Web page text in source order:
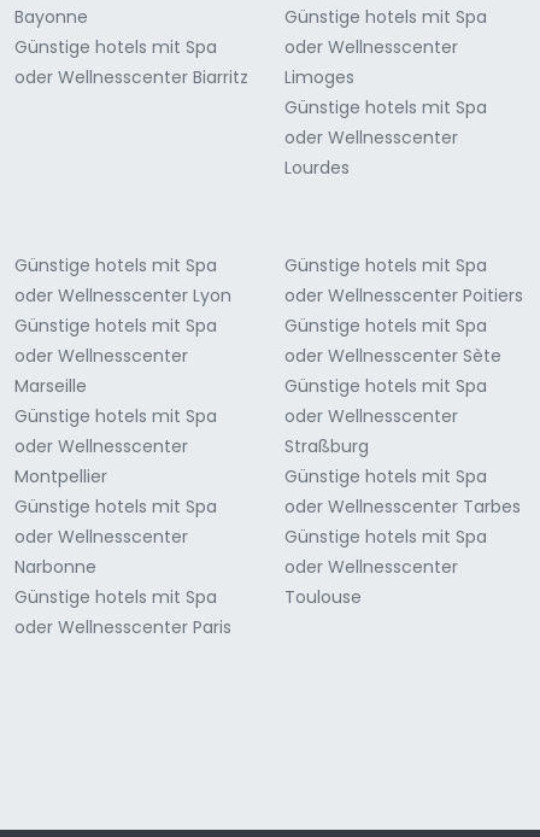
Bayonne
Günstige hotels mit Spa
oder Wellnesscenter Biarritz
Günstige hotels mit Spa
oder Wellnesscenter
Limoges
Günstige hotels mit Spa
oder Wellnesscenter
Lourdes
Günstige hotels mit Spa
oder Wellnesscenter Lyon
Günstige hotels mit Spa
oder Wellnesscenter
Marseille
Günstige hotels mit Spa
oder Wellnesscenter
Montpellier
Günstige hotels mit Spa
oder Wellnesscenter
Narbonne
Günstige hotels mit Spa
oder Wellnesscenter Paris
Günstige hotels mit Spa
oder Wellnesscenter Poitiers
Günstige hotels mit Spa
oder Wellnesscenter Sète
Günstige hotels mit Spa
oder Wellnesscenter
Straßburg
Günstige hotels mit Spa
oder Wellnesscenter Tarbes
Günstige hotels mit Spa
oder Wellnesscenter
Toulouse